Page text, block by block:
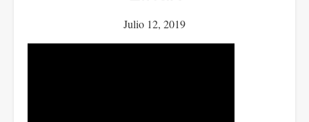
Julio 12, 2019